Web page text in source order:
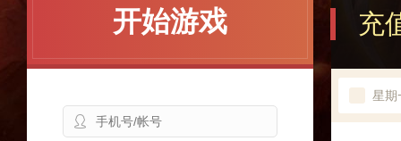
充
星期
开始游戏